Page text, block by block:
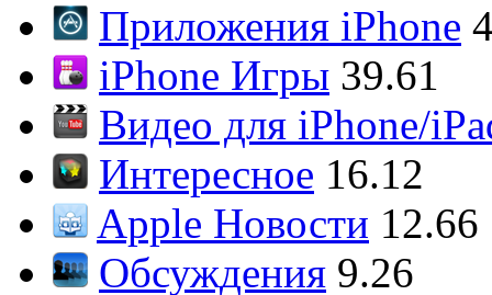
Приложения iPhone
iPhone Игры 39.61
Видео для iPhone/
Интересное 16.12
Apple Новости 12.66
Обсуждения 9.26